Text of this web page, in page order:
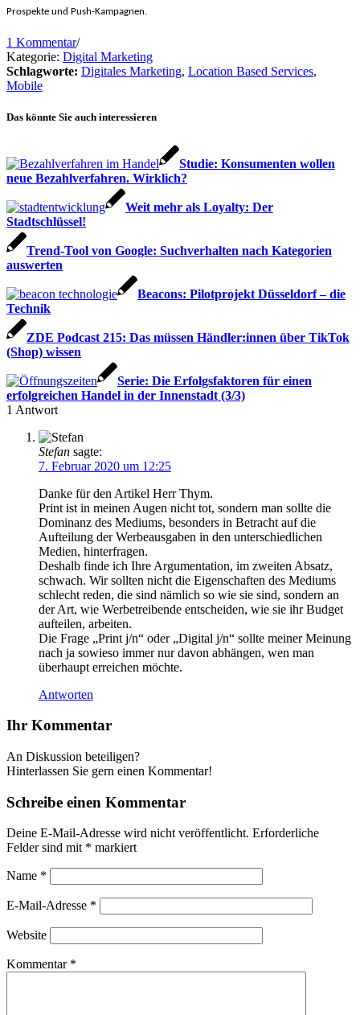
Prospekte und Push-Kampagnen.
1 Kommentar/
Kategorie: Digital Marketing
Schlagworte: Digitales Marketing, Location Based Services,
Mobile
Das könnte Sie auch interessieren
Studie: Konsumenten wollen
neue Bezahlverfahren. Wirklich?
Weit mehr als Loyalty: Der
Stadtschlüssel!
Trend-Tool von Google: Suchverhalten nach Kategorien
auswerten
Beacons: Pilotprojekt Düsseldorf – die
Technik
ZDE Podcast 215: Das müssen Händler:innen über TikTok
(Shop) wissen
Serie: Die Erfolgsfaktoren für einen
erfolgreichen Handel in der Innenstadt (3/3)
1 Antwort
Stefan sagte:
7. Februar 2020 um 12:25
Danke für den Artikel Herr Thym.
Print ist in meinen Augen nicht tot, sondern man sollte die
Dominanz des Mediums, besonders in Betracht auf die
Aufteilung der Werbeausgaben in den unterschiedlichen
Medien, hinterfragen.
Deshalb finde ich Ihre Argumentation, im zweiten Absatz,
schwach. Wir sollten nicht die Eigenschaften des Mediums
schlecht reden, die sind nämlich so wie sie sind, sondern an
der Art, wie Werbetreibende entscheiden, wie sie ihr Budget
aufteilen, arbeiten.
Die Frage „Print j/n“ oder „Digital j/n“ sollte meiner Meinung
nach ja sowieso immer nur davon abhängen, wen man
überhaupt erreichen möchte.
Antworten
Ihr Kommentar
An Diskussion beteiligen?
Hinterlassen Sie gern einen Kommentar!
Schreibe einen Kommentar
Deine E-Mail-Adresse wird nicht veröffentlicht. Erforderliche
Felder sind mit * markiert
Name *
E-Mail-Adresse *
Website
Kommentar *